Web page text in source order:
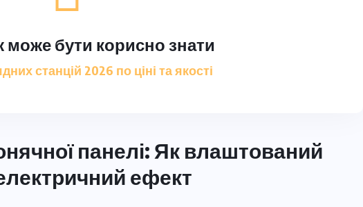
може бути корисно знати
станцій 2026 по ціні та якості
панелі: Як влаштований
ефект